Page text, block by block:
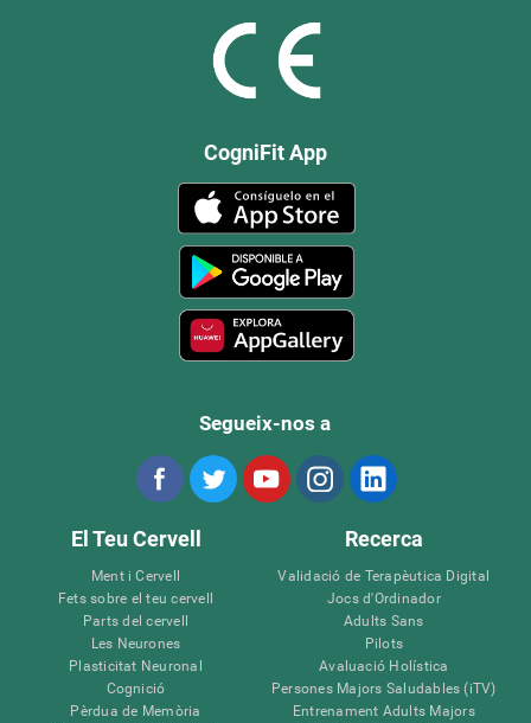
CogniFit App
Segueix-nos a
El Teu Cervell
Ment i Cervell
Fets sobre el teu cervell
Parts del cervell
Les Neurones
Plasticitat Neuronal
Cognició
Pèrdua de Memòria
Recerca
Validació de Terapèutica Digital
Jocs d'Ordinador
Adults Sans
Pilots
Avaluació Holística
Persones Majors Saludables (iTV)
Entrenament Adults Majors